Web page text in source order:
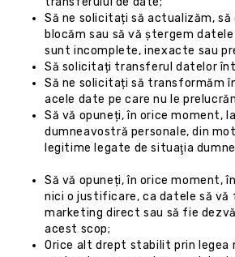
Să ne solicitați să actualizăm,
blocăm sau să vă ștergem
sunt incomplete, inexacte sau
Să solicitați transferul datelor
Să ne solicitați să transformăm
acele date pe care nu le
Să vă opuneți, în orice moment,
dumneavostră personale, din
legitime legate de situaţia
Să vă opuneți, în orice moment,
nici o justificare, ca datele să
marketing direct sau să fie
acest scop;
Orice alt drept stabilit prin legea